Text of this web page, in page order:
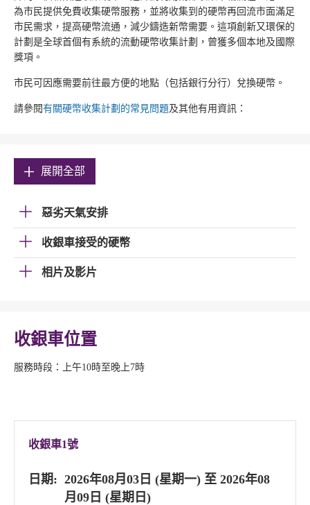
為市民提供免費收集硬幣服務，並將收集到的硬幣再回流市面滿足
市民需求，提高硬幣流通，減少鑄造新幣需要。這項創新又環保的
計劃是全球首個有系統的流動硬幣收集計劃，曾獲多個本地及國際
獎項。
市民可因應需要前往最方便的地點（包括銀行分行）兌換硬幣。
請參閱有關硬幣收集計劃的常見問題及其他有用資訊：
展開全部
惡劣天氣安排
收銀車接受的硬幣
相片及影片
收銀車位置
服務時段：上午10時至晚上7時
收銀車1號
日期: 2026年08月03日 (星期一) 至 2026年08
月09日 (星期日)